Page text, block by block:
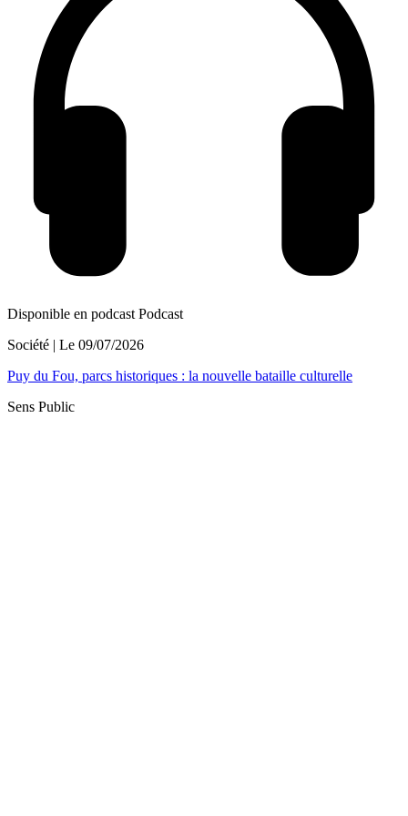
Disponible en podcast Podcast
Société | Le 09/07/2026
Puy du Fou, parcs historiques : la nouvelle bataille culturelle
Sens Public